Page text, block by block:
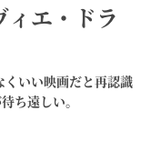
エ・ドラ
いい映画だと再認識
ち遠しい。